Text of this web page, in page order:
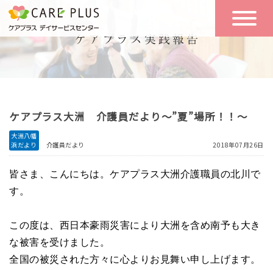
こんな方に
おすすめ
一日の流れ
一日体験
空き状況
お問い合わせ
体験希望
ケアプラス大洲 介護員だより～”夏”場所！！～
大洲八幡
浜だより
介護員だより 2018年07月26日
皆さま、こんにちは。ケアプラス大洲介護職員の北川で
す。
この度は、西日本豪雨災害により大洲を含め南予も大き
な被害を受けました。
全国の被災された方々に心よりお見舞い申し上げます。